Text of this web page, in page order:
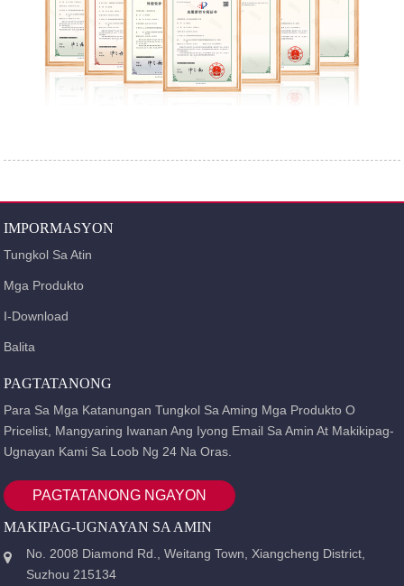
IMPORMASYON
Tungkol Sa Atin
Mga Produkto
I-Download
Balita
PAGTATANONG
Para Sa Mga Katanungan Tungkol Sa Aming Mga Produkto O
Pricelist, Mangyaring Iwanan Ang Iyong Email Sa Amin At Makikipag-
Ugnayan Kami Sa Loob Ng 24 Na Oras.
PAGTATANONG NGAYON
MAKIPAG-UGNAYAN SA AMIN
No. 2008 Diamond Rd., Weitang Town, Xiangcheng District,
Suzhou 215134